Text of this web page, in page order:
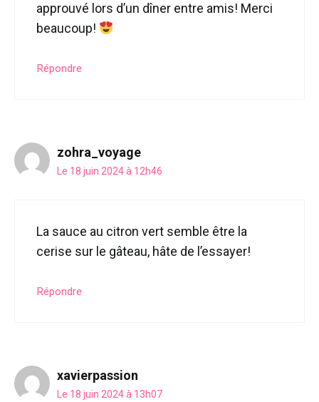
approuvé lors d’un dîner entre amis! Merci
beaucoup!
Répondre
zohra_voyage
Le 18 juin 2024 à 12h46
La sauce au citron vert semble être la
cerise sur le gâteau, hâte de l’essayer!
Répondre
xavierpassion
Le 18 juin 2024 à 13h07